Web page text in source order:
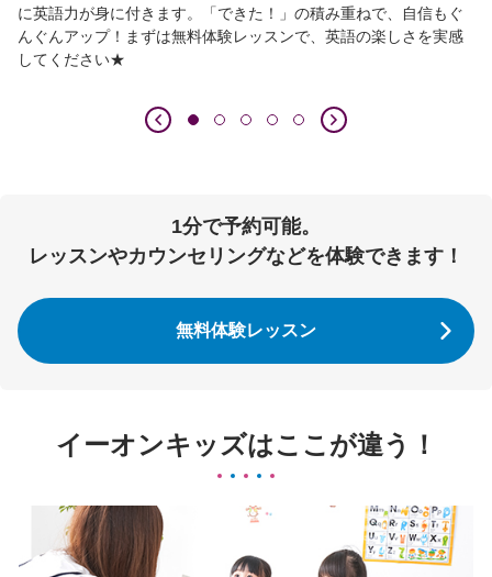
に英語力が身に付きます。「できた！」の積み重ねで、自信もぐ
んぐんアップ！まずは無料体験レッスンで、英語の楽しさを実感
してください★
1分で予約可能。
レッスンやカウンセリングなどを体験できます！
無料体験レッスン
イーオンキッズはここが違う！